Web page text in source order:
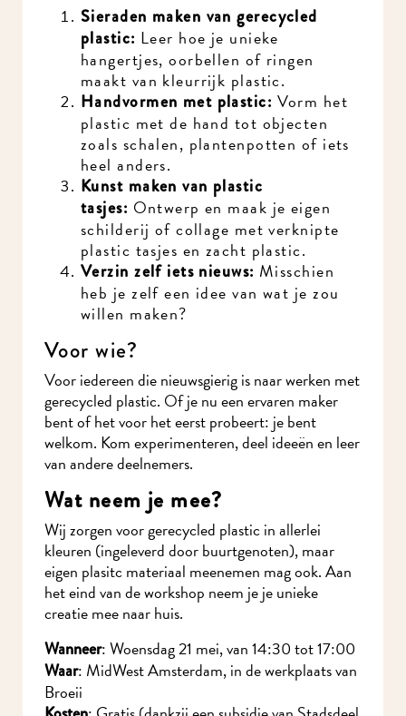
Sieraden maken van gerecycled
plastic: Leer hoe je unieke
hangertjes, oorbellen of ringen
maakt van kleurrijk plastic.
Handvormen met plastic: Vorm het
plastic met de hand tot objecten
zoals schalen, plantenpotten of iets
heel anders.
Kunst maken van plastic
tasjes: Ontwerp en maak je eigen
schilderij of collage met verknipte
plastic tasjes en zacht plastic.
Verzin zelf iets nieuws: Misschien
heb je zelf een idee van wat je zou
willen maken?
Voor wie?
Voor iedereen die nieuwsgierig is naar werken
met gerecycled plastic. Of je nu een ervaren
maker bent of het voor het eerst probeert: je
bent welkom. Kom experimenteren, deel ideeën
en leer van andere deelnemers.
Wat neem je mee?
Wij zorgen voor gerecycled plastic in allerlei
kleuren (ingeleverd door buurtgenoten), maar
eigen plasitc materiaal meenemen mag ook. Aan
het eind van de workshop neem je je unieke
creatie mee naar huis.
Wanneer: Woensdag 21 mei, van 14:30 tot 17:00
Waar: MidWest Amsterdam, in de werkplaats van
Broeii
Kosten: Gratis (dankzij een subsidie van